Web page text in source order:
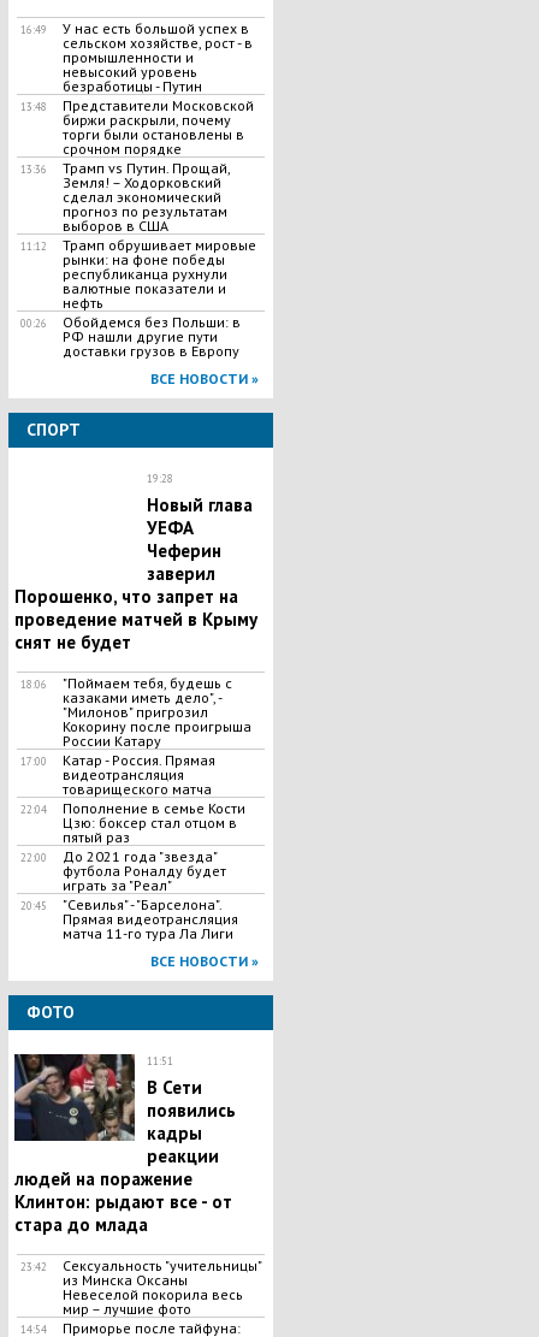
16:49
У нас есть большой успех в
сельском хозяйстве, рост - в
промышленности и
невысокий уровень
безработицы - Путин
13:48
Представители Московской
биржи раскрыли, почему
торги были остановлены в
срочном порядке
13:36
Трамп vs Путин. Прощай,
Земля! – Ходорковский
сделал экономический
прогноз по результатам
выборов в США
11:12
Трамп обрушивает мировые
рынки: на фоне победы
республиканца рухнули
валютные показатели и
нефть
00:26
Обойдемся без Польши: в
РФ нашли другие пути
доставки грузов в Европу
ВСЕ НОВОСТИ »
СПОРТ
19:28
Новый глава
УЕФА
Чеферин
заверил
Порошенко, что запрет на
проведение матчей в Крыму
снят не будет
18:06
"Поймаем тебя, будешь с
казаками иметь дело", -
"Милонов" пригрозил
Кокорину после проигрыша
России Катару
17:00
Катар - Россия. Прямая
видеотрансляция
товарищеского матча
22:04
​Пополнение в семье Кости
Цзю: боксер стал отцом в
пятый раз
22:00
До 2021 года "звезда"
футбола Роналду будет
играть за "Реал"
20:45
"Севилья" - "Барселона".
Прямая видеотрансляция
матча 11-го тура Ла Лиги
ВСЕ НОВОСТИ »
ФОТО
11:51
В Сети
появились
кадры
реакции
людей на поражение
Клинтон: рыдают все - от
стара до млада
23:42
Сексуальность "учительницы"
из Минска Оксаны
Невеселой покорила весь
мир – лучшие фото
14:54
Приморье после тайфуна: